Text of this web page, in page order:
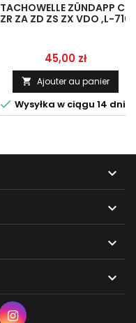
TACHOWELLE ZÜNDAPP CS
ZR ZA ZD ZS ZX VDO ,L-710
Prix
45,00 zł
 Ajouter au panier
 Wysyłka w ciągu 14 dni



